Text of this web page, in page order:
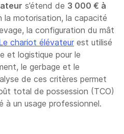
s’étend de 3 000 € à
la motorisation, la capacité
la configuration du mât
chariot élévateur est utilisé
et logistique pour le
le gerbage et le
de ces critères permet
total de possession (TCO)
à un usage professionnel.